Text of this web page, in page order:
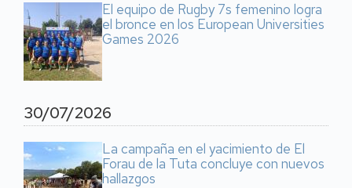
El equipo de Rugby 7s femenino logra
el bronce en los European Universities
Games 2026
30/07/2026
La campaña en el yacimiento de El
Forau de la Tuta concluye con nuevos
hallazgos